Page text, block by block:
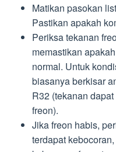
Matikan pasokan
Pastikan apakah
Periksa tekanan
memastikan
normal. Untuk
biasanya berkisar
R32 (tekanan
freon).
Jika freon habis,
terdapat